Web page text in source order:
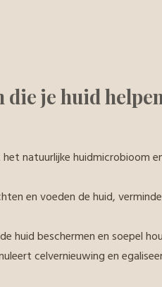
je huid
natuurlijke huidmicrobioom
en voeden de huid,
huid beschermen en soepel
celvernieuwing en